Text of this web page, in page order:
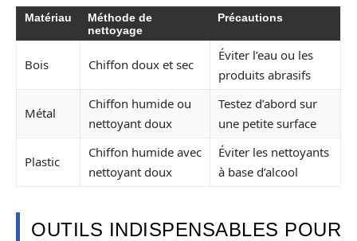
Matériau
Méthode de
nettoyage
Précautions
Bois Chiffon doux et sec
Éviter l’eau ou les
produits abrasifs
Métal
Chiffon humide ou
nettoyant doux
Testez d’abord sur
une petite surface
Plastic
Chiffon humide avec
nettoyant doux
Éviter les nettoyants
à base d’alcool
OUTILS INDISPENSABLES POUR